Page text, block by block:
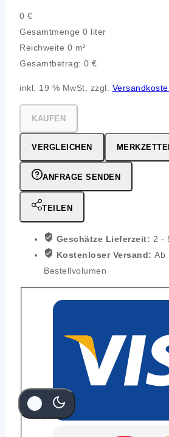
0 €
Gesamtmenge 0 liter
Reichweite 0 m²
Gesamtbetrag: 0 €
inkl. 19 % MwSt. zzgl.
KAUFEN
VERGLEICHEN
ANFRAGE SENDEN
TEILEN
Geschätze Lieferzeit: 2 -
Kostenloser Versand: Ab
Bestellvolumen